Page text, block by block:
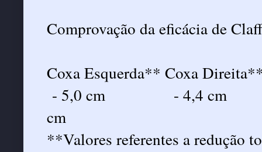
Comprovação da eficácia de
Coxa Esquerda** Coxa
- 5,0 cm - 4,4 cm
cm
**Valores referentes a redução